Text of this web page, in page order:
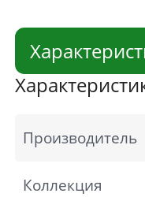
Производитель
Коллекция